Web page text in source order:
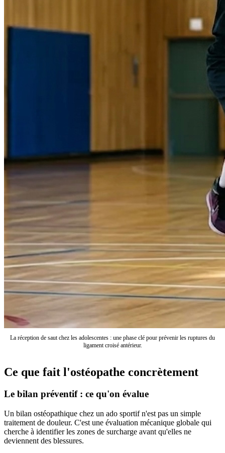
La réception de saut chez les adolescentes : une phase clé pour prévenir les ruptures du
ligament croisé antérieur.
Ce que fait l'ostéopathe concrètement
Le bilan préventif : ce qu'on évalue
Un bilan ostéopathique chez un ado sportif n'est pas un simple
traitement de douleur. C'est une évaluation mécanique globale qui
cherche à identifier les zones de surcharge avant qu'elles ne
deviennent des blessures.